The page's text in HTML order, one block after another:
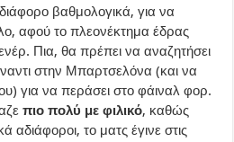
βαθμολογικά, για να
αφού το πλεονέκτημα έδρας
Πια, θα πρέπει να αναζητήσει
στην Μπαρτσελόνα (και να
για να περάσει στο φάιναλ φορ.
πιο πολύ με φιλικό, καθώς
αδιάφοροι, το ματς έγινε στις